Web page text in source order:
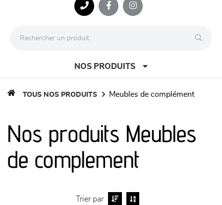
NOS PRODUITS
séjours
meubles de complément
chambres et dressing
TOUS NOS PRODUITS meubles de complément
Nos produits Meubles
de complement
Trier par